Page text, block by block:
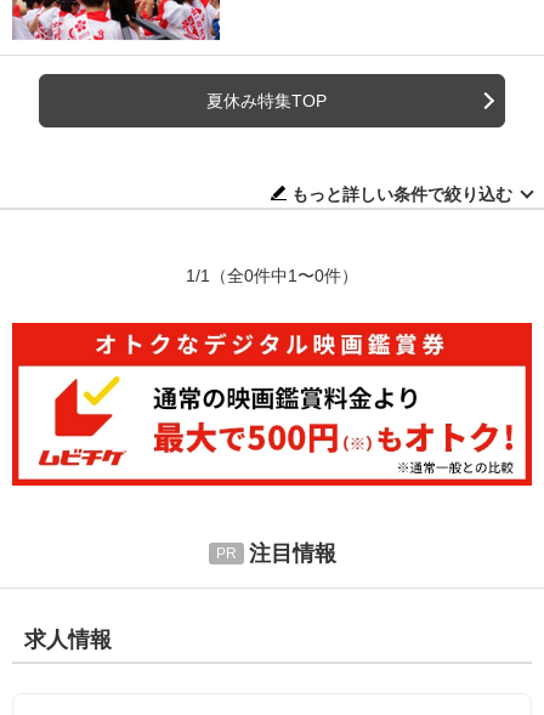
夏休み特集TOP
もっと詳しい条件で絞り込む
1/1 （全0件中1〜0件）
注目情報
求人情報